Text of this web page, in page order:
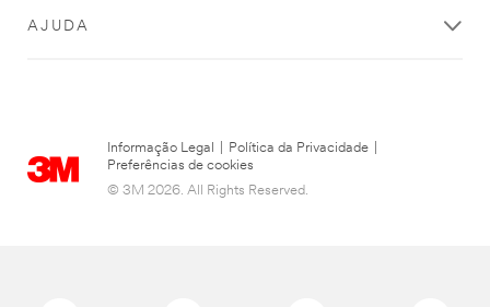
AJUDA
Informação Legal Política da Privacidade
Preferências de cookies
© 3M 2026. All Rights Reserved.